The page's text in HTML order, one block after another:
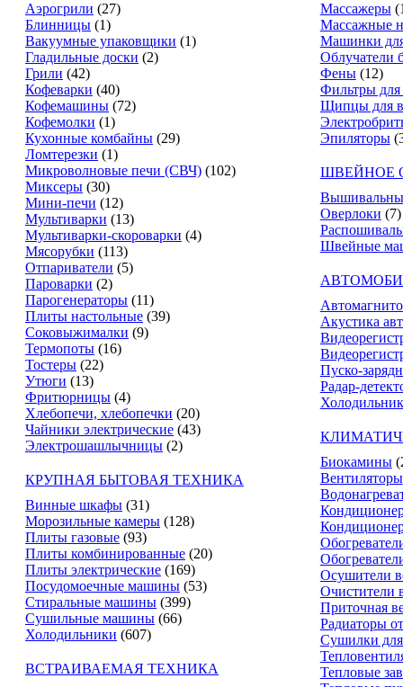
Аэрогрили (27)
Блинницы (1)
Вакуумные упаковщики (1)
Гладильные доски (2)
Грили (42)
Кофеварки (40)
Кофемашины (72)
Кофемолки (1)
Кухонные комбайны (29)
Ломтерезки (1)
Микроволновые печи (СВЧ) (102)
Миксеры (30)
Мини-печи (12)
Мультиварки (13)
Мультиварки-скороварки (4)
Мясорубки (113)
Отпариватели (5)
Пароварки (2)
Парогенераторы (11)
Плиты настольные (39)
Соковыжималки (9)
Термопоты (16)
Тостеры (22)
Утюги (13)
Фритюрницы (4)
Хлебопечи, хлебопечки (20)
Чайники электрические (43)
Электрошашлычницы (2)
КРУПНАЯ БЫТОВАЯ ТЕХНИКА
Винные шкафы (31)
Морозильные камеры (128)
Плиты газовые (93)
Плиты комбинированные (20)
Плиты электрические (169)
Посудомоечные машины (53)
Стиральные машины (399)
Сушильные машины (66)
Холодильники (607)
ВСТРАИВАЕМАЯ ТЕХНИКА
Массажеры
Массажные
Машинки
Облучатели
Фены (12)
Фильтры
Щипцы для
Эпиляторы
ШВЕЙНОЕ
Оверлоки (7)
Швейные
Акустика
Пуско-
Радар-
Биокамины
Вентиляторы
Осушители
Очистители
Приточная
Радиаторы
Сушилки
Тепловые